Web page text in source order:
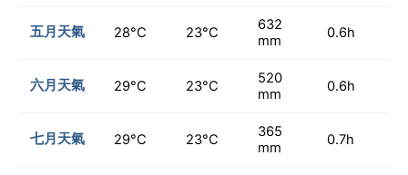
五月天氣 28°C 23°C
632
mm
0.6h
六月天氣 29°C 23°C
520
mm
0.6h
七月天氣 29°C 23°C
365
mm
0.7h